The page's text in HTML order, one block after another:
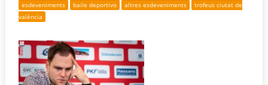
esdeveniments baile deportivo altres esdeveniments
trofeus ciutat de
valència